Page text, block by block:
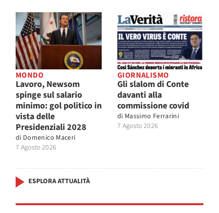
MONDO
Lavoro, Newsom
spinge sul salario
minimo: gol politico in
vista delle
Presidenziali 2028
di Domenico Maceri
7 Agosto 2026
GIORNALISMO
Gli slalom di Conte
davanti alla
commissione covid
di Massimo Ferrarini
7 Agosto 2026
ESPLORA ATTUALITÀ